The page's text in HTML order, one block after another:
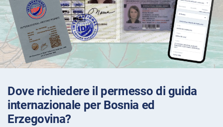
Dove richiedere il permesso di guida
internazionale per Bosnia ed
Erzegovina?